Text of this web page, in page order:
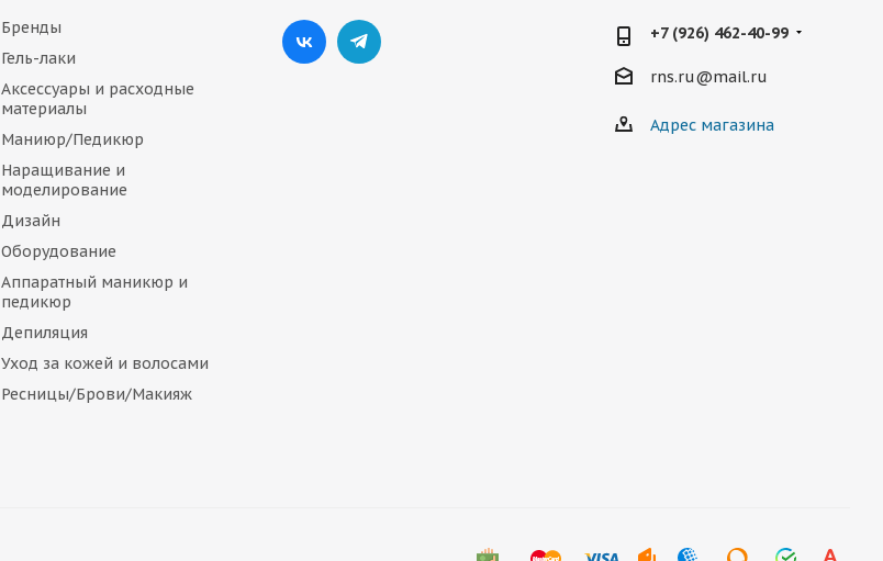
Бренды
Гель-лаки
Аксессуары и расходные
материалы
Маниюр/Педикюр
Наращивание и
моделирование
Дизайн
Оборудование
Аппаратный маникюр и
педикюр
Депиляция
Уход за кожей и волосами
Ресницы/Брови/Макияж
+7 (926) 462-40-99
rns.ru@mail.ru
Адрес магазина